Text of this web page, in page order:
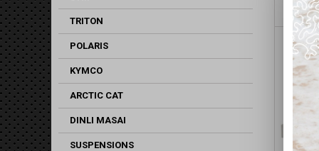
TRITON
POLARIS
KYMCO
ARCTIC CAT
DINLI MASAI
SUSPENSIONS